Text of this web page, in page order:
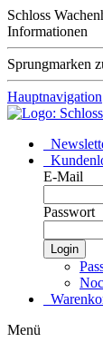
Schloss
Informationen
Sprungmarken
Hauptnavigation
E-Mail
Passwort
Login
Menü